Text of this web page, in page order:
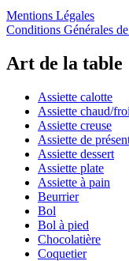
Mentions Légales
Conditions Générales
Art de la table
Assiette calotte
Assiette chaud/
Assiette creuse
Assiette de
Assiette dessert
Assiette plate
Assiette à pain
Beurrier
Bol
Bol à pied
Chocolatière
Coquetier